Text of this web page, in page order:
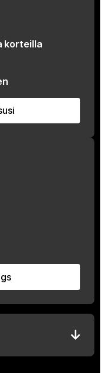
korteilla
ratkaisusi
savings